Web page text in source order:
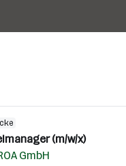
(m/w/x)
GmbH